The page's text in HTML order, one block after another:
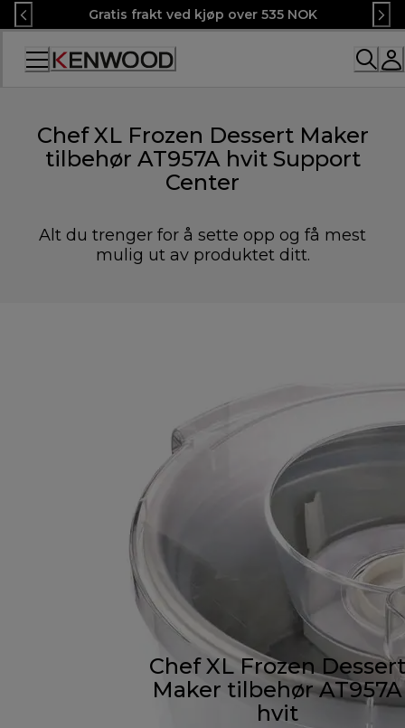
Skip
to
Content
Gratis frakt ved kjøp over 535 NOK
Chef XL Frozen Dessert Maker
tilbehør AT957A hvit Support
Center
Alt du trenger for å sette opp og få mest
mulig ut av produktet ditt.
Chef XL Frozen Dessert
Maker tilbehør AT957A
hvit